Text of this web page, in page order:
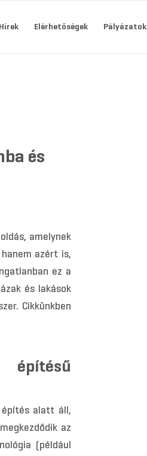
Hírek Elérhetőségek Pályázatok
és
amelynek
azért is,
ez a
és lakások
Cikkünkben
építés alatt áll,
az
(például